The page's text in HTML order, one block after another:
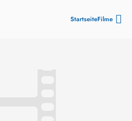
StartseiteFilme